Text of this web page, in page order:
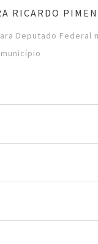
RICARDO
Deputado Federal